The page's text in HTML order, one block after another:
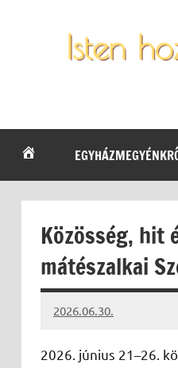
Debrecen-
hírei,
programjai
Közösség, hit
mátészalkai
2026.06.30.
Leiszt
2026. június 21–26.